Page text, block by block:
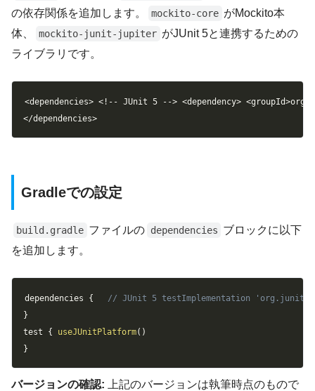
の依存関係を追加します。
mockito-core がMockito本
体、
mockito-junit-jupiter がJUnit 5と連携するための
ライブラリです。
<dependencies> <!-- JUnit 5 --> <dependency>
</dependencies>
Gradleでの設定
build.gradle ファイルの dependencies ブロックに以下
を追加します。
dependencies {
// JUnit 5 testImplementation
}
test { useJUnitPlatform( )
}
バージョンの確認: 上記のバージョンは執筆時点のもので